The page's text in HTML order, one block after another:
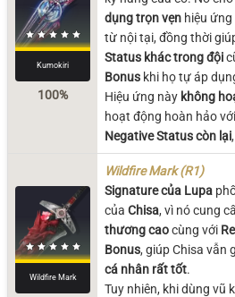
Kumokiri
100%
dụng trọn vẹn hiệu ứng
từ nội tại, đồng thời
Status khác trong đội
Bonus khi họ tự áp
Hiệu ứng này không
hoạt động hoàn hảo với
Negative Status còn lại
Wildfire Mark
Wildfire Mark (R1)
Signature của Lupa
của Chisa, vì nó cung
thương caocùng với
Bonus, giúp Chisa vẫn
cá nhân rất tốt.
Tuy nhiên, khi dùng vũ